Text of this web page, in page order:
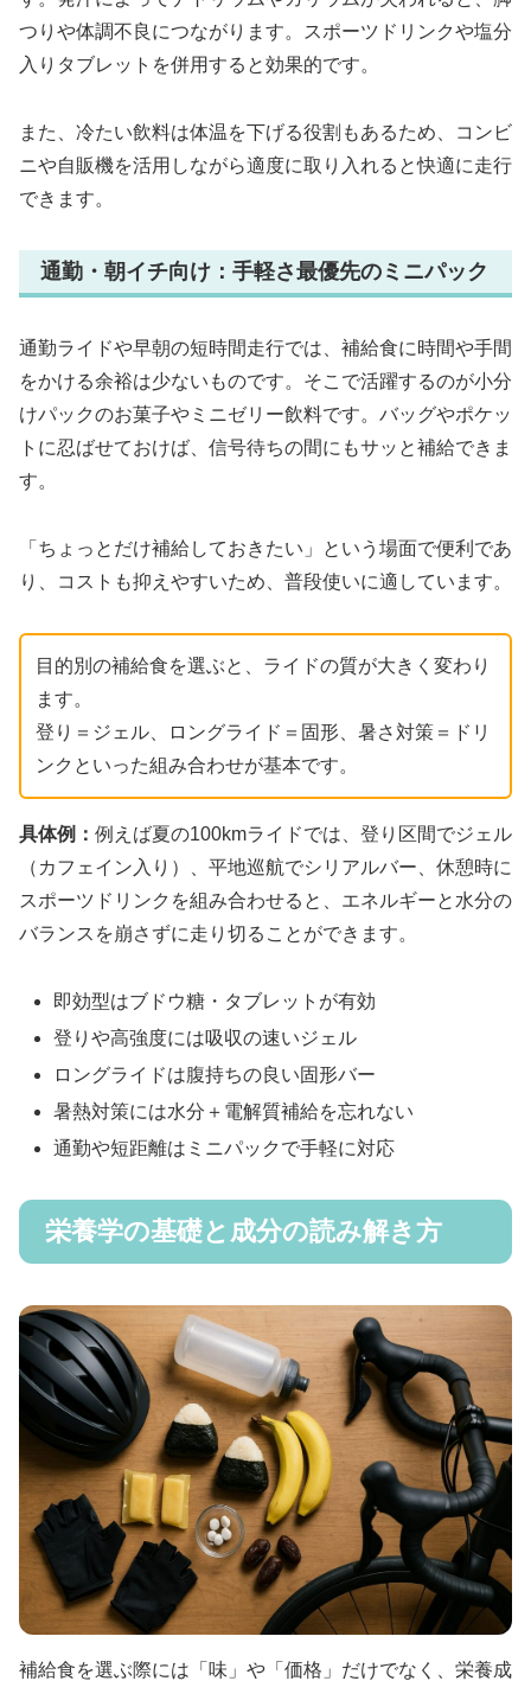
つりや体調不良につながります。スポーツドリンクや塩分
入りタブレットを併用すると効果的です。
また、冷たい飲料は体温を下げる役割もあるため、コンビ
ニや自販機を活用しながら適度に取り入れると快適に走行
できます。
通勤・朝イチ向け：手軽さ最優先のミニパック
通勤ライドや早朝の短時間走行では、補給食に時間や手間
をかける余裕は少ないものです。そこで活躍するのが小分
けパックのお菓子やミニゼリー飲料です。バッグやポケッ
トに忍ばせておけば、信号待ちの間にもサッと補給できま
す。
「ちょっとだけ補給しておきたい」という場面で便利であ
り、コストも抑えやすいため、普段使いに適しています。
目的別の補給食を選ぶと、ライドの質が大きく変わり
ます。
登り＝ジェル、ロングライド＝固形、暑さ対策＝ドリ
ンクといった組み合わせが基本です。
具体例： 例えば夏の100kmライドでは、登り区間でジェル
（カフェイン入り）、平地巡航でシリアルバー、休憩時に
スポーツドリンクを組み合わせると、エネルギーと水分の
バランスを崩さずに走り切ることができます。
即効型はブドウ糖・タブレットが有効
登りや高強度には吸収の速いジェル
ロングライドは腹持ちの良い固形バー
暑熱対策には水分＋電解質補給を忘れない
通勤や短距離はミニパックで手軽に対応
栄養学の基礎と成分の読み解き方
補給食を選ぶ際には「味」や「価格」だけでなく、栄養成